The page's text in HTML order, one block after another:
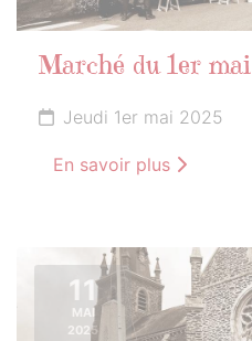
Marché du 1er mai
Jeudi 1er mai 2025
En savoir plus
11
MAI
2025